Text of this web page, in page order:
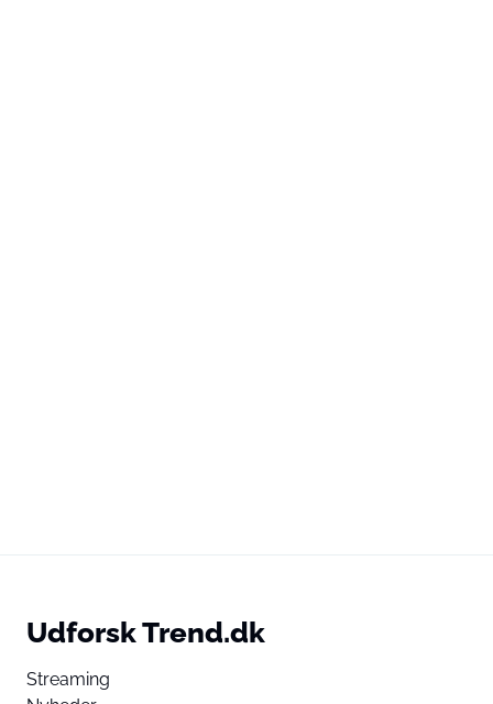
Udforsk Trend.dk
Streaming